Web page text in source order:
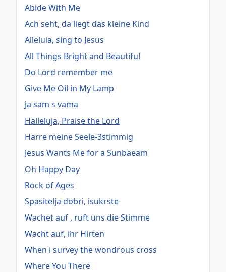
Abide With Me
Ach seht, da liegt das kleine Kind
Alleluia, sing to Jesus
All Things Bright and Beautiful
Do Lord remember me
Give Me Oil in My Lamp
Ja sam s vama
Halleluja, Praise the Lord
Harre meine Seele-3stimmig
Jesus Wants Me for a Sunbaeam
Oh Happy Day
Rock of Ages
Spasitelja dobri, isukrste
Wachet auf , ruft uns die Stimme
Wacht auf, ihr Hirten
When i survey the wondrous cross
Where You There